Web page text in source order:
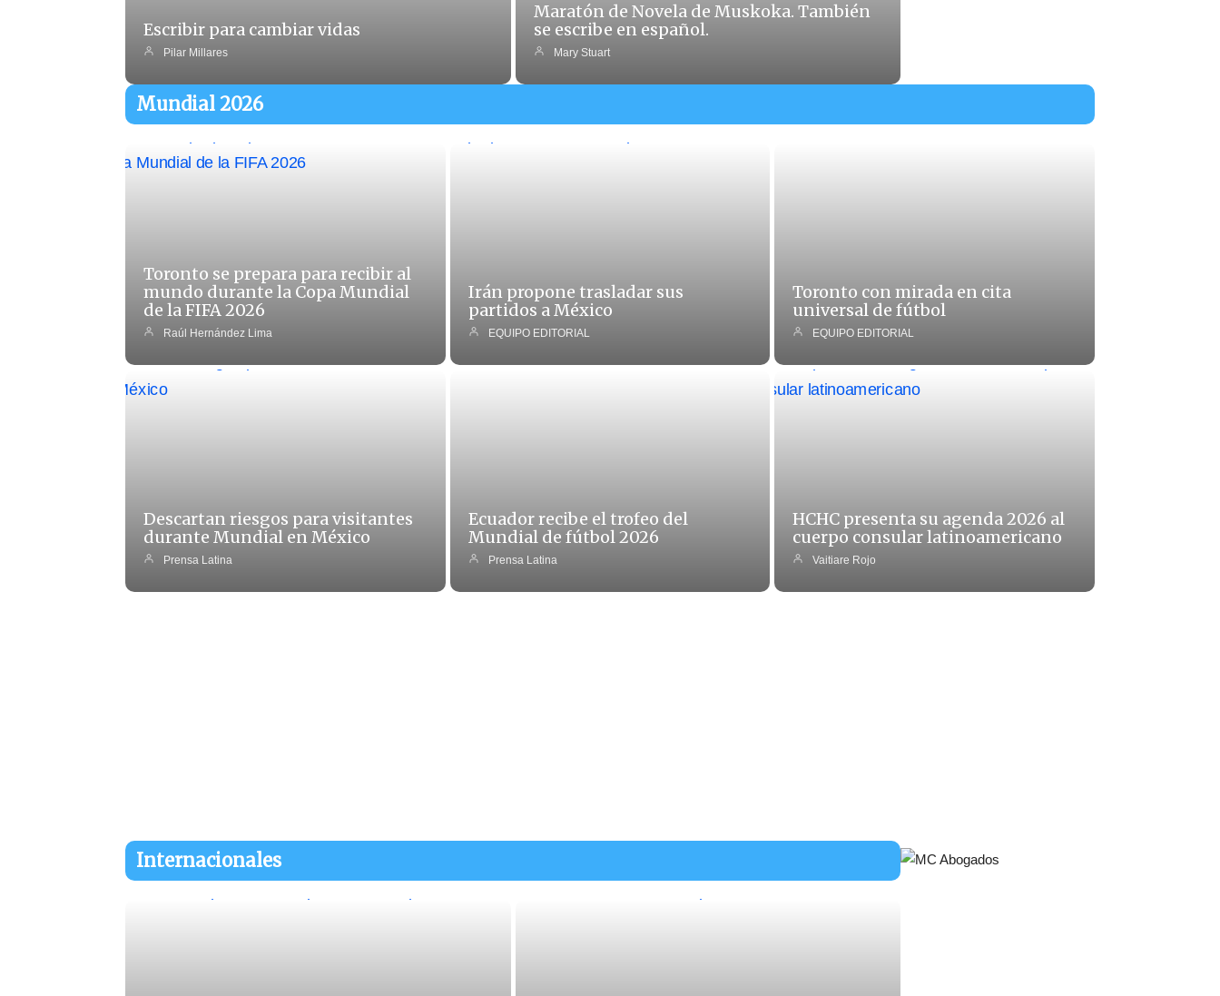
Escribir para cambiar vidas
Pilar Millares
Maratón de Novela de Muskoka. También
se escribe en español.
Mary Stuart
Mundial 2026
Toronto se prepara para recibir al
mundo durante la Copa Mundial
de la FIFA 2026
Raúl Hernández Lima
Irán propone trasladar sus
partidos a México
EQUIPO EDITORIAL
Toronto con mirada en cita
universal de fútbol
EQUIPO EDITORIAL
Descartan riesgos para visitantes
durante Mundial en México
Prensa Latina
Ecuador recibe el trofeo del
Mundial de fútbol 2026
Prensa Latina
HCHC presenta su agenda 2026 al
cuerpo consular latinoamericano
Vaitiare Rojo
Internacionales